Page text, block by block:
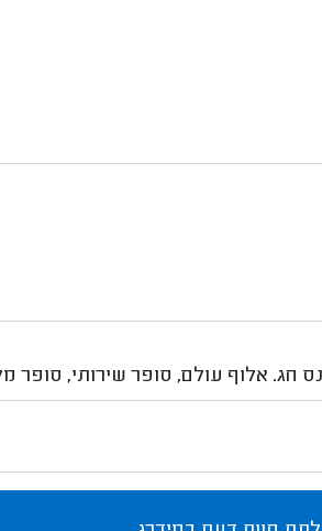
חג. אלוף עולם, סופר שירותי, סופר